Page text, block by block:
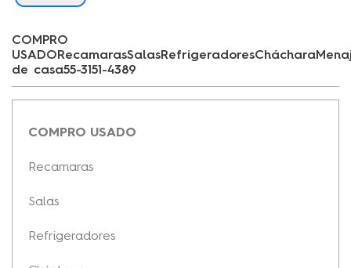
COMPRO
de casa55-3151-4389
COMPRO USADO
Recamaras
Salas
Refrigeradores